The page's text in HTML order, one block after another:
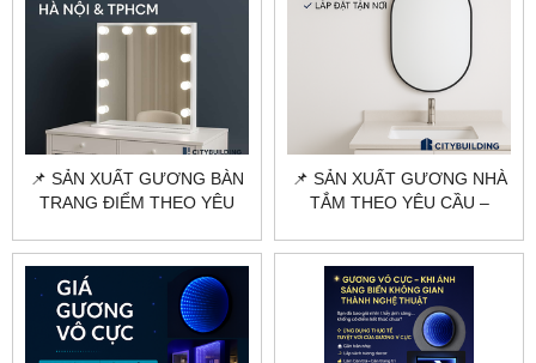
📌 SẢN XUẤT GƯƠNG BÀN
TRANG ĐIỂM THEO YÊU
CITYBUILDING
📌 SẢN XUẤT GƯƠNG NHÀ
TẮM THEO YÊU CẦU –
THƯỚC – MẪU MÃ ĐA
DẠNG